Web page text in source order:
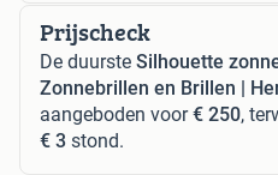
Prijscheck
De duurste Silhouette
Zonnebrillen en Brillen |
aangeboden voor€ 250,
€ 3 stond.